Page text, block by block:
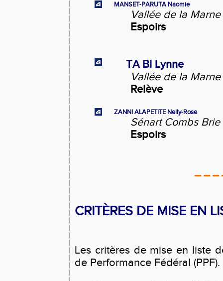
MANSET-PARUTA Naomie
Vallée de la
Espoirs
TA BI Lynne
Vallée de la
Relève
ZANNI ALAPETITE Nelly-Rose
Sénart Combs
Espoirs
_ _ _
CRITÈRES DE MISE EN
Les critères de mise en liste
de Performance Fédéral (PPF).